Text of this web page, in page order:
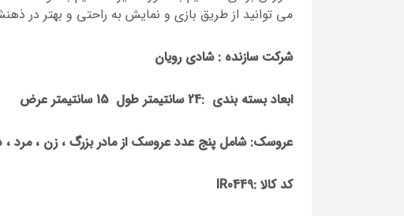
می توانید از طریق بازی و نمایش به راحتی و بهتر در
شرکت سازنده : شادی رویان
ابعاد بسته بندی :24 سانتیمتر طول 15 سانتیمتر عرض
عروسک: شامل پنج عدد عروسک از مادر بزرگ ، زن ، مرد
کد کالا :IR0449